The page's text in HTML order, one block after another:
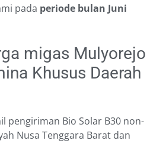
pada periode bulan Juni
migas Mulyorejo
Khusus Daerah
pengiriman Bio Solar B30 non-
Nusa Tenggara Barat dan